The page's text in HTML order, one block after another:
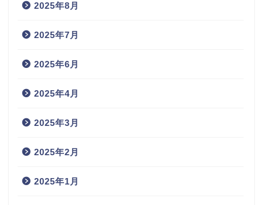
2025年8月
2025年7月
2025年6月
2025年4月
2025年3月
2025年2月
2025年1月